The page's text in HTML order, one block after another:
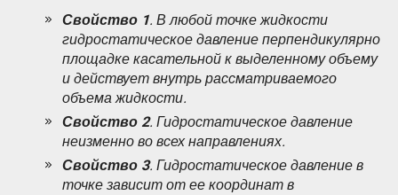
Свойство 1. В любой точке жидкости
гидростатическое давление перпендикулярно
площадке касательной к выделенному объему
и действует внутрь рассматриваемого
объема жидкости.
Свойство 2. Гидростатическое давление
неизменно во всех направлениях.
Свойство 3. Гидростатическое давление в
точке зависит от ее координат в